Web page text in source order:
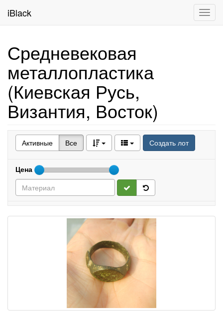
iBlack
Средневековая
металлопластика
(Киевская Русь,
Византия, Восток)
Активные Все Создать лот
Цена